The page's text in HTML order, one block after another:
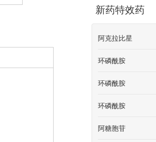
新药特效药
阿克拉比星
环磷酰胺
环磷酰胺
环磷酰胺
阿糖胞苷